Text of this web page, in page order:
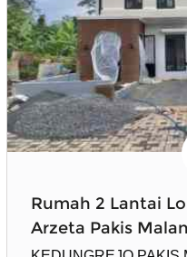
Rumah 2 Lantai
Arzeta Pakis